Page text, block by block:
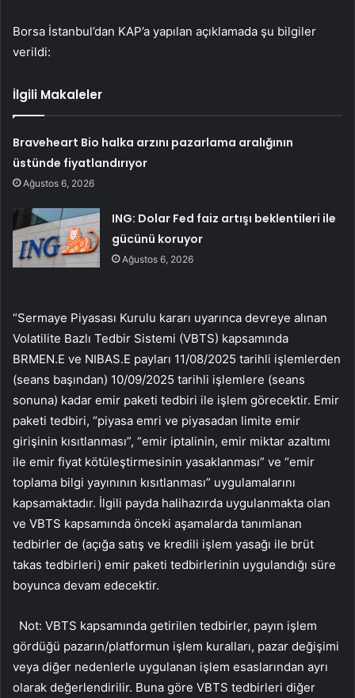
Borsa İstanbul’dan KAP’a yapılan açıklamada şu bilgiler
verildi:
İlgili Makaleler
Braveheart Bio halka arzını pazarlama aralığının
üstünde fiyatlandırıyor
Ağustos 6, 2026
ING: Dolar Fed faiz artışı beklentileri ile
gücünü koruyor
Ağustos 6, 2026
“Sermaye Piyasası Kurulu kararı uyarınca devreye alınan
Volatilite Bazlı Tedbir Sistemi (VBTS) kapsamında
BRMEN.E ve NIBAS.E payları 11/08/2025 tarihli işlemlerden
(seans başından) 10/09/2025 tarihli işlemlere (seans
sonuna) kadar emir paketi tedbiri ile işlem görecektir. Emir
paketi tedbiri, “piyasa emri ve piyasadan limite emir
girişinin kısıtlanması”, “emir iptalinin, emir miktar azaltımı
ile emir fiyat kötüleştirmesinin yasaklanması” ve “emir
toplama bilgi yayınının kısıtlanması” uygulamalarını
kapsamaktadır. İlgili payda halihazırda uygulanmakta olan
ve VBTS kapsamında önceki aşamalarda tanımlanan
tedbirler de (açığa satış ve kredili işlem yasağı ile brüt
takas tedbirleri) emir paketi tedbirlerinin uygulandığı süre
boyunca devam edecektir.
Not: VBTS kapsamında getirilen tedbirler, payın işlem
gördüğü pazarın/platformun işlem kuralları, pazar değişimi
veya diğer nedenlerle uygulanan işlem esaslarından ayrı
olarak değerlendirilir. Buna göre VBTS tedbirleri diğer